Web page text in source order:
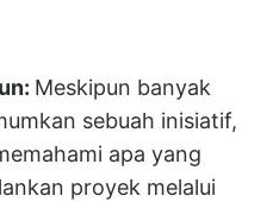
Meskipun banyak
sebuah inisiatif,
apa yang
proyek melalui